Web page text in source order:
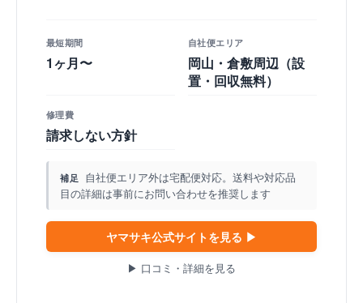
最短期間
1ヶ月〜
自社便エリア
岡山・倉敷周辺（設
置・回収無料）
修理費
請求しない方針
補足
自社便エリア外は宅配便対応。送料や対応品
目の詳細は事前にお問い合わせを推奨します
ヤマサキ公式サイトを見る ▶
▶ 口コミ・詳細を見る